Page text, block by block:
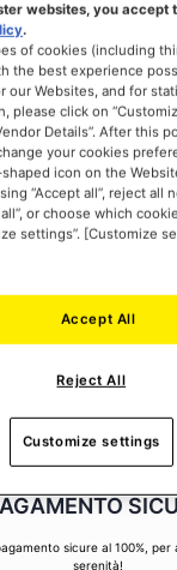
ha molti vantaggi: check-out
ordini e altro ancora.
CREA UN ACCOUNT
sicure al 100%,
serenità!
websites, you accept
.
of cookies (including
the best experience
our Websites, and for
please click on
Details”. After this
your cookies
icon on the
“Accept all”, reject all
or choose which
settings”. [Customize
Reject All
Accept All
Customize settings